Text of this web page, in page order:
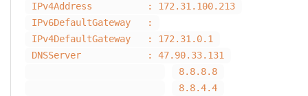
IPv4Address : 172.31.100.213
IPv6DefaultGateway :
IPv4DefaultGateway : 172.31.0.1
DNSServer : 47.90.33.131
8.8.8.8
8.8.4.4